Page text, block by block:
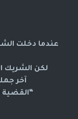
عندما دخلت
لكن الشريك
آخر
“القضية